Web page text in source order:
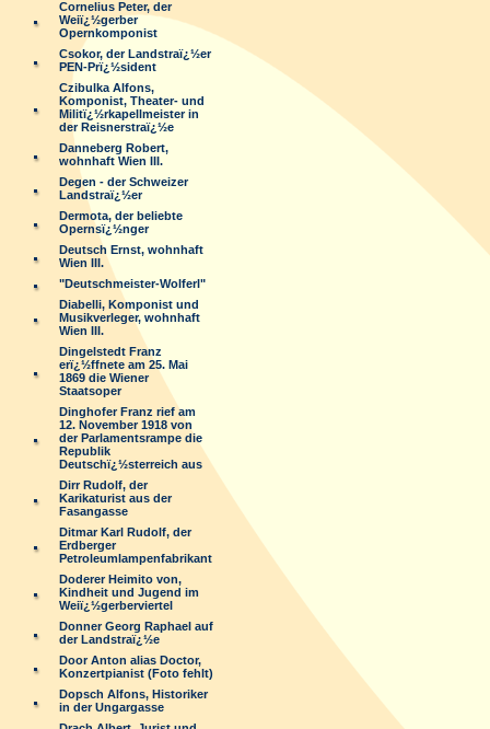
Cornelius Peter, der
Weiï¿½gerber
Opernkomponist
Csokor, der Landstraï¿½er
PEN-Prï¿½sident
Czibulka Alfons,
Komponist, Theater- und
Militï¿½rkapellmeister in
der Reisnerstraï¿½e
Danneberg Robert,
wohnhaft Wien III.
Degen - der Schweizer
Landstraï¿½er
Dermota, der beliebte
Opernsï¿½nger
Deutsch Ernst, wohnhaft
Wien III.
"Deutschmeister-Wolferl"
Diabelli, Komponist und
Musikverleger, wohnhaft
Wien III.
Dingelstedt Franz
erï¿½ffnete am 25. Mai
1869 die Wiener
Staatsoper
Dinghofer Franz rief am
12. November 1918 von
der Parlamentsrampe die
Republik
Deutschï¿½sterreich aus
Dirr Rudolf, der
Karikaturist aus der
Fasangasse
Ditmar Karl Rudolf, der
Erdberger
Petroleumlampenfabrikant
Doderer Heimito von,
Kindheit und Jugend im
Weiï¿½gerberviertel
Donner Georg Raphael auf
der Landstraï¿½e
Door Anton alias Doctor,
Konzertpianist (Foto fehlt)
Dopsch Alfons, Historiker
in der Ungargasse